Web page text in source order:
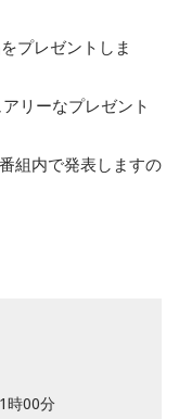
プレゼントしま
リーなプレゼント
組内で発表しますの
時00分